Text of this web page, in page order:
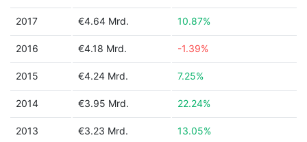
2017 €4.64 Mrd. 10.87%
2016 €4.18 Mrd. -1.39%
2015 €4.24 Mrd. 7.25%
2014 €3.95 Mrd. 22.24%
2013 €3.23 Mrd. 13.05%